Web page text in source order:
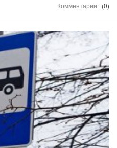
Комментарии: (0)